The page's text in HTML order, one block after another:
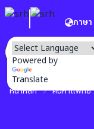
ภาษา
Powered by
Translate
หน้าหลัก
ค้นหาแพทย์